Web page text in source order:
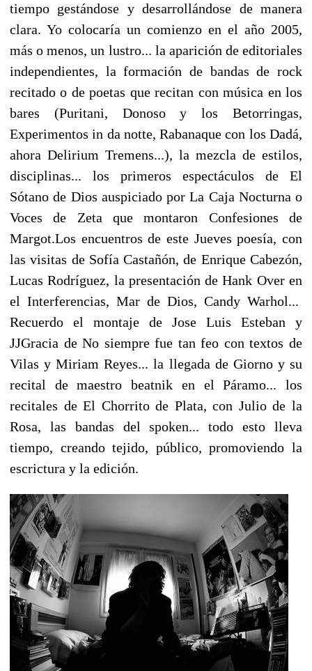
tiempo gestándose y desarrollándose de manera
clara. Yo colocaría un comienzo en el año 2005,
más o menos, un lustro... la aparición de editoriales
independientes, la formación de bandas de rock
recitado o de poetas que recitan con música en los
bares (Puritani, Donoso y los Betorringas,
Experimentos in da notte, Rabanaque con los Dadá,
ahora Delirium Tremens...), la mezcla de estilos,
disciplinas... los primeros espectáculos de El
Sótano de Dios auspiciado por La Caja Nocturna o
Voces de Zeta que montaron Confesiones de
Margot.Los encuentros de este Jueves poesía, con
las visitas de Sofía Castañón, de Enrique Cabezón,
Lucas Rodríguez, la presentación de Hank Over en
el Interferencias, Mar de Dios, Candy Warhol...
Recuerdo el montaje de Jose Luis Esteban y
JJGracia de No siempre fue tan feo con textos de
Vilas y Miriam Reyes... la llegada de Giorno y su
recital de maestro beatnik en el Páramo... los
recitales de El Chorrito de Plata, con Julio de la
Rosa, las bandas del spoken... todo esto lleva
tiempo, creando tejido, público, promoviendo la
escrictura y la edición.